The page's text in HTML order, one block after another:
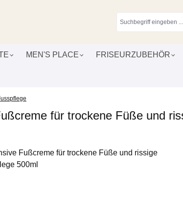
MEN'S PLACE FRISEURZUBEHÖR
für trockene Füße und